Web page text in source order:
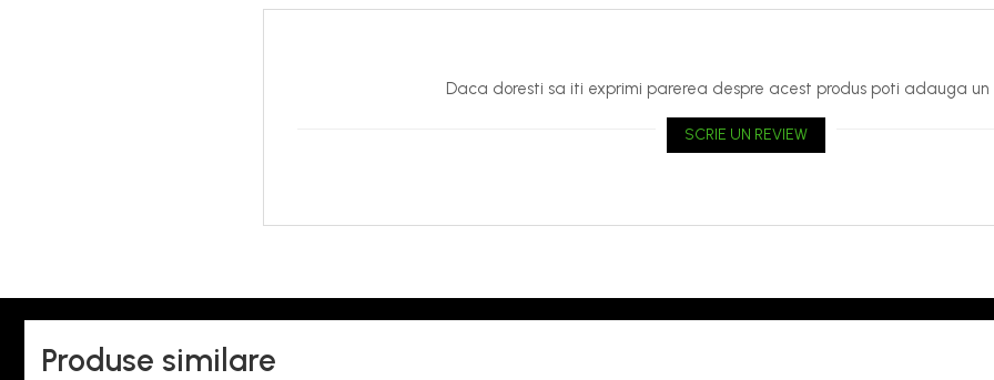
Daca doresti sa iti exprimi parerea despre acest produs poti adauga un
SCRIE UN REVIEW
Produse similare